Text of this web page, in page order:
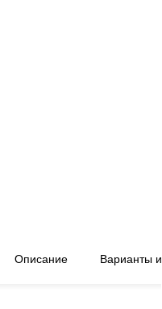
Описание Варианты